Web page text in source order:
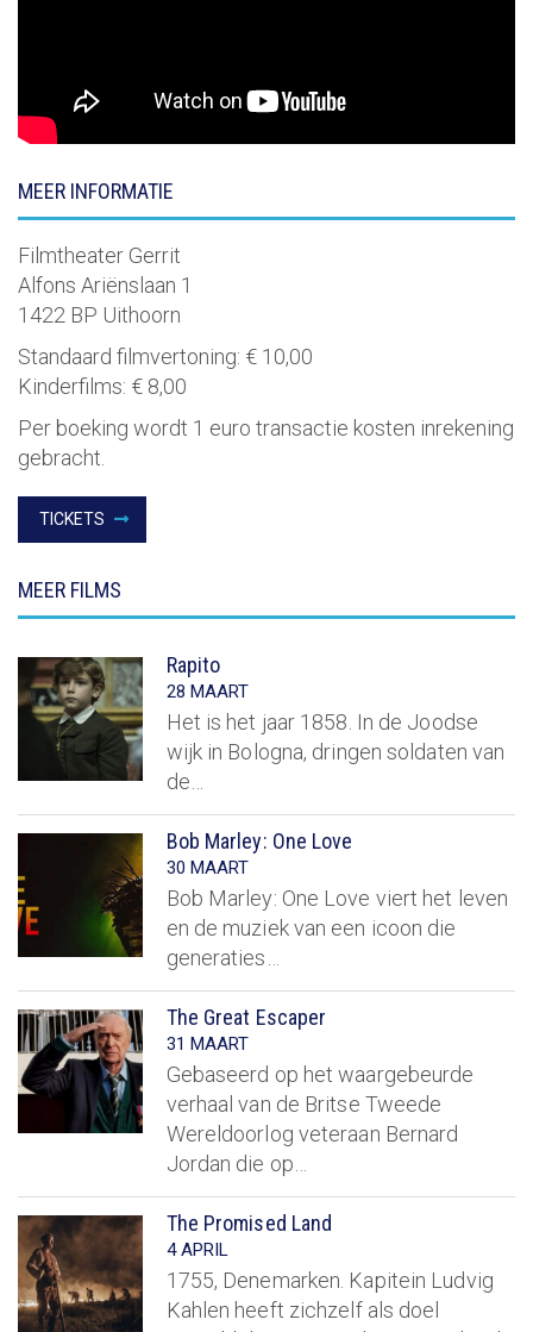
MEER INFORMATIE
Filmtheater Gerrit
Alfons Ariënslaan 1
1422 BP Uithoorn
Standaard filmvertoning: € 10,00
Kinderfilms: € 8,00
Per boeking wordt 1 euro transactie kosten inrekening
gebracht.
TICKETS
MEER FILMS
Rapito
28 MAART
Het is het jaar 1858. In de Joodse
wijk in Bologna, dringen soldaten van
de…
Bob Marley: One Love
30 MAART
Bob Marley: One Love viert het leven
en de muziek van een icoon die
generaties…
The Great Escaper
31 MAART
Gebaseerd op het waargebeurde
verhaal van de Britse Tweede
Wereldoorlog veteraan Bernard
Jordan die op…
The Promised Land
4 APRIL
1755, Denemarken. Kapitein Ludvig
Kahlen heeft zichzelf als doel